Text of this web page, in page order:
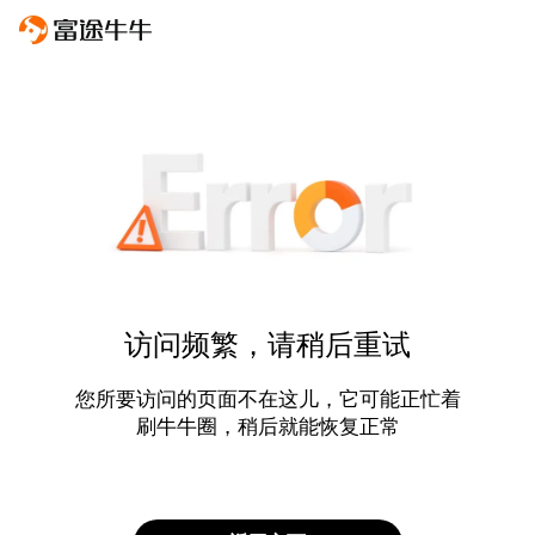
访问频繁，请稍后重试
您所要访问的页面不在这儿，它可能正忙着
刷牛牛圈，稍后就能恢复正常